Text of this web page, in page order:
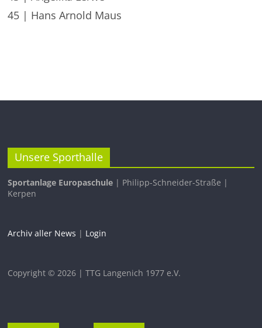
45 | Hans Arnold Maus
Unsere Sporthalle
Sportanlage Europaschule | Philipp-Schneider-Straße |
Kerpen
Archiv aller News | Login
Copyright © 2026 | TTG Langenich 1977 e.V.